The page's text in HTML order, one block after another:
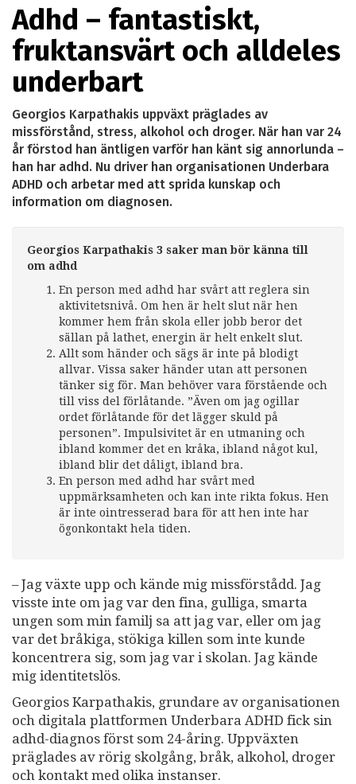
Adhd – fantastiskt,
fruktansvärt och alldeles
underbart
Georgios Karpathakis uppväxt präglades av
missförstånd, stress, alkohol och droger. När han var 24
år förstod han äntligen varför han känt sig annorlunda –
han har adhd. Nu driver han organisationen Underbara
ADHD och arbetar med att sprida kunskap och
information om diagnosen.
Georgios Karpathakis 3 saker man bör känna till
om adhd
En person med adhd har svårt att reglera sin
aktivitetsnivå. Om hen är helt slut när hen
kommer hem från skola eller jobb beror det
sällan på lathet, energin är helt enkelt slut.
Allt som händer och sägs är inte på blodigt
allvar. Vissa saker händer utan att personen
tänker sig för. Man behöver vara förstående och
till viss del förlåtande. ”Även om jag ogillar
ordet förlåtande för det lägger skuld på
personen”. Impulsivitet är en utmaning och
ibland kommer det en kråka, ibland något kul,
ibland blir det dåligt, ibland bra.
En person med adhd har svårt med
uppmärksamheten och kan inte rikta fokus. Hen
är inte ointresserad bara för att hen inte har
ögonkontakt hela tiden.
– Jag växte upp och kände mig missförstådd. Jag
visste inte om jag var den fina, gulliga, smarta
ungen som min familj sa att jag var, eller om jag
var det bråkiga, stökiga killen som inte kunde
koncentrera sig, som jag var i skolan. Jag kände
mig identitetslös.
Georgios Karpathakis, grundare av organisationen
och digitala plattformen Underbara ADHD fick sin
adhd-diagnos först som 24-åring. Uppväxten
präglades av rörig skolgång, bråk, alkohol, droger
och kontakt med olika instanser.